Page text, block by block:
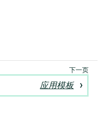
应用模板